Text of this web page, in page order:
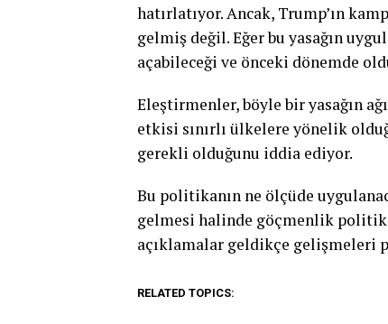
hatırlatıyor. Ancak, Trump’ın
gelmiş değil. Eğer bu yasağın
açabileceği ve önceki dönemde
Eleştirmenler, böyle bir yasağın
etkisi sınırlı ülkelere yönelik
gerekli olduğunu iddia ediyor.
Bu politikanın ne ölçüde
gelmesi halinde göçmenlik
açıklamalar geldikçe gelişmeleri
RELATED TOPICS: